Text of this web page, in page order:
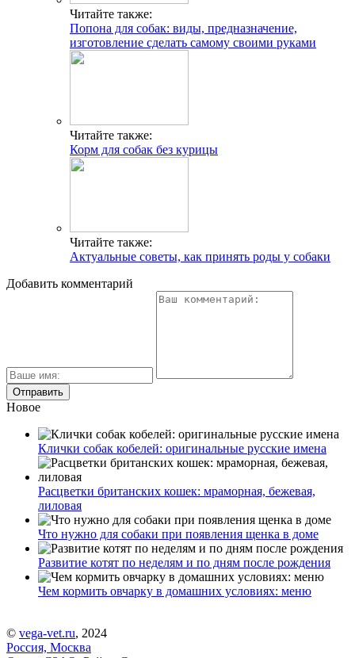
Читайте также:
Попона для собак: виды, предназначение,
изготовление сделать самому своими руками
Читайте также:
Корм для собак без курицы
Читайте также:
Актуальные советы, как принять роды у собаки
Добавить комментарий
Новое
Клички собак кобелей: оригинальные русские имена
Расцветки британских кошек: мраморная, бежевая,
лиловая
Что нужно для собаки при появления щенка в доме
Развитие котят по неделям и по дням после рождения
Чем кормить овчарку в домашних условиях: меню
© vega-vet.ru, 2024
Россия, Москва